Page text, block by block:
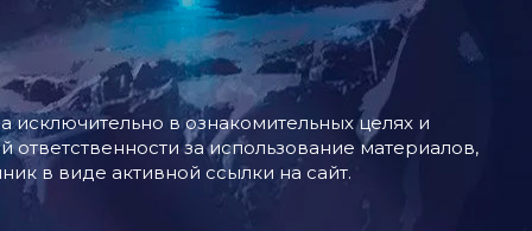
в ознакомительных целях и
за использование материалов,
в виде активной ссылки на сайт.